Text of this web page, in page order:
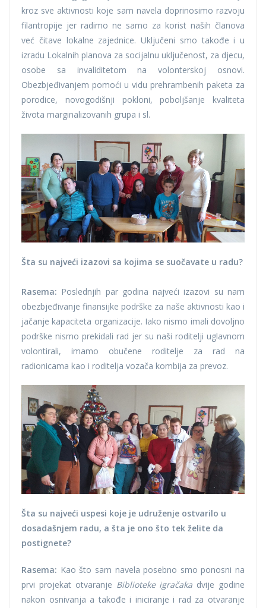
kroz sve aktivnosti koje sam navela doprinosimo razvoju
filantropije jer radimo ne samo za korist naših članova
već čitave lokalne zajednice. Uključeni smo takođe i u
izradu Lokalnih planova za socijalnu uključenost, za djecu,
osobe sa invaliditetom na volonterskoj osnovi.
Obezbjeđivanjem pomoći u vidu prehrambenih paketa za
porodice, novogodišnji pokloni, poboljšanje kvaliteta
života marginalizovanih grupa i sl.
Šta su najveći izazovi sa kojima se suočavate u radu?
Rasema: Poslednjih par godina najveći izazovi su nam
obezbjeđivanje finansijke podrške za naše aktivnosti kao i
jačanje kapaciteta organizacije. Iako nismo imali dovoljno
podrške nismo prekidali rad jer su naši roditelji uglavnom
volontirali, imamo obučene roditelje za rad na
radionicama kao i roditelja vozača kombija za prevoz.
Šta su najveći uspesi koje je udruženje ostvarilo u
dosadašnjem radu, a šta je ono što tek želite da
postignete?
Rasema: Kao što sam navela posebno smo ponosni na
prvi projekat otvaranje Biblioteke igračaka dvije godine
nakon osnivanja a takođe i iniciranje i rad za otvaranje